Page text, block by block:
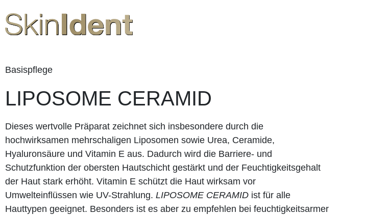
Basispflege
LIPOSOME CERAMID
Dieses wertvolle Präparat zeichnet sich insbesondere durch die
hochwirksamen mehrschaligen Liposomen sowie Urea, Ceramide,
Hyaluronsäure und Vitamin E aus. Dadurch wird die Barriere- und
Schutzfunktion der obersten Hautschicht gestärkt und der Feuchtigkeitsgehalt
der Haut stark erhöht. Vitamin E schützt die Haut wirksam vor
Umwelteinflüssen wie UV-Strahlung. LIPOSOME CERAMID ist für alle
Hauttypen geeignet. Besonders ist es aber zu empfehlen bei feuchtigkeitsarmer